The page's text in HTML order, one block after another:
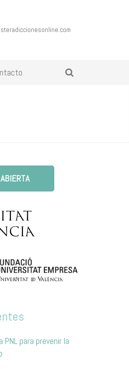
PNL para prevenir la